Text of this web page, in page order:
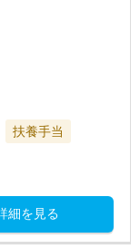
扶養手当
細を見る